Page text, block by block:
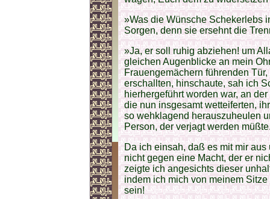
»Was die Wünsche Schekerlebs
Sorgen, denn sie ersehnt die
»Ja, er soll ruhig abziehen! um
gleichen Augenblicke an mein
Frauengemächern führenden
erschallten, hinschaute, sah ich
hierhergeführt worden war, an
die nun insgesamt wetteiferten,
so wehklagend herauszuheulen
Person, der verjagt werden
Da ich einsah, daß es mit mir
nicht gegen eine Macht, der er
zeigte ich angesichts dieser
indem ich mich von meinem
sein!